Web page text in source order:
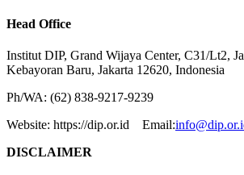
Head Office
Institut DIP, Grand Wijaya Center, C31/Lt2,
Kebayoran Baru, Jakarta 12620, Indonesia
Ph/WA: (62) 838-9217-9239
Website: https://dip.or.id Email:
DISCLAIMER